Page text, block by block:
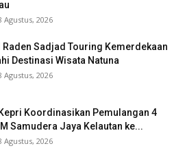
Agustus, 2026
Raden Sadjad Touring Kemerdekaan
Destinasi Wisata Natuna
Agustus, 2026
Koordinasikan Pemulangan 4
Samudera Jaya Kelautan ke...
Agustus, 2026